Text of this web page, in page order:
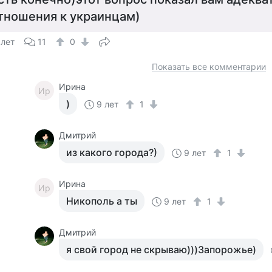
к украинцам)
11 0
Показать все комментарии
Ир Ирина
) 9 лет 1
Дмитрий
из какого города?) 9 лет 1
Ир Ирина
Никополь а ты 9 лет 1
Дмитрий
я свой город не скрываю)))Запорожье)